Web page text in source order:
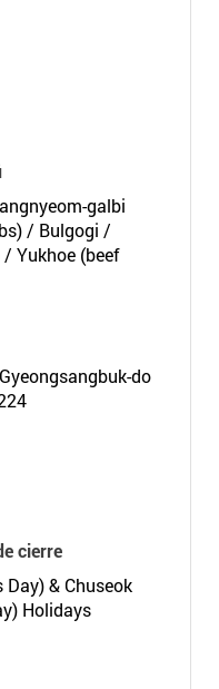
galbi
/ Bulgogi /
Yukhoe (beef
do
cierre
Day) & Chuseok
Holidays